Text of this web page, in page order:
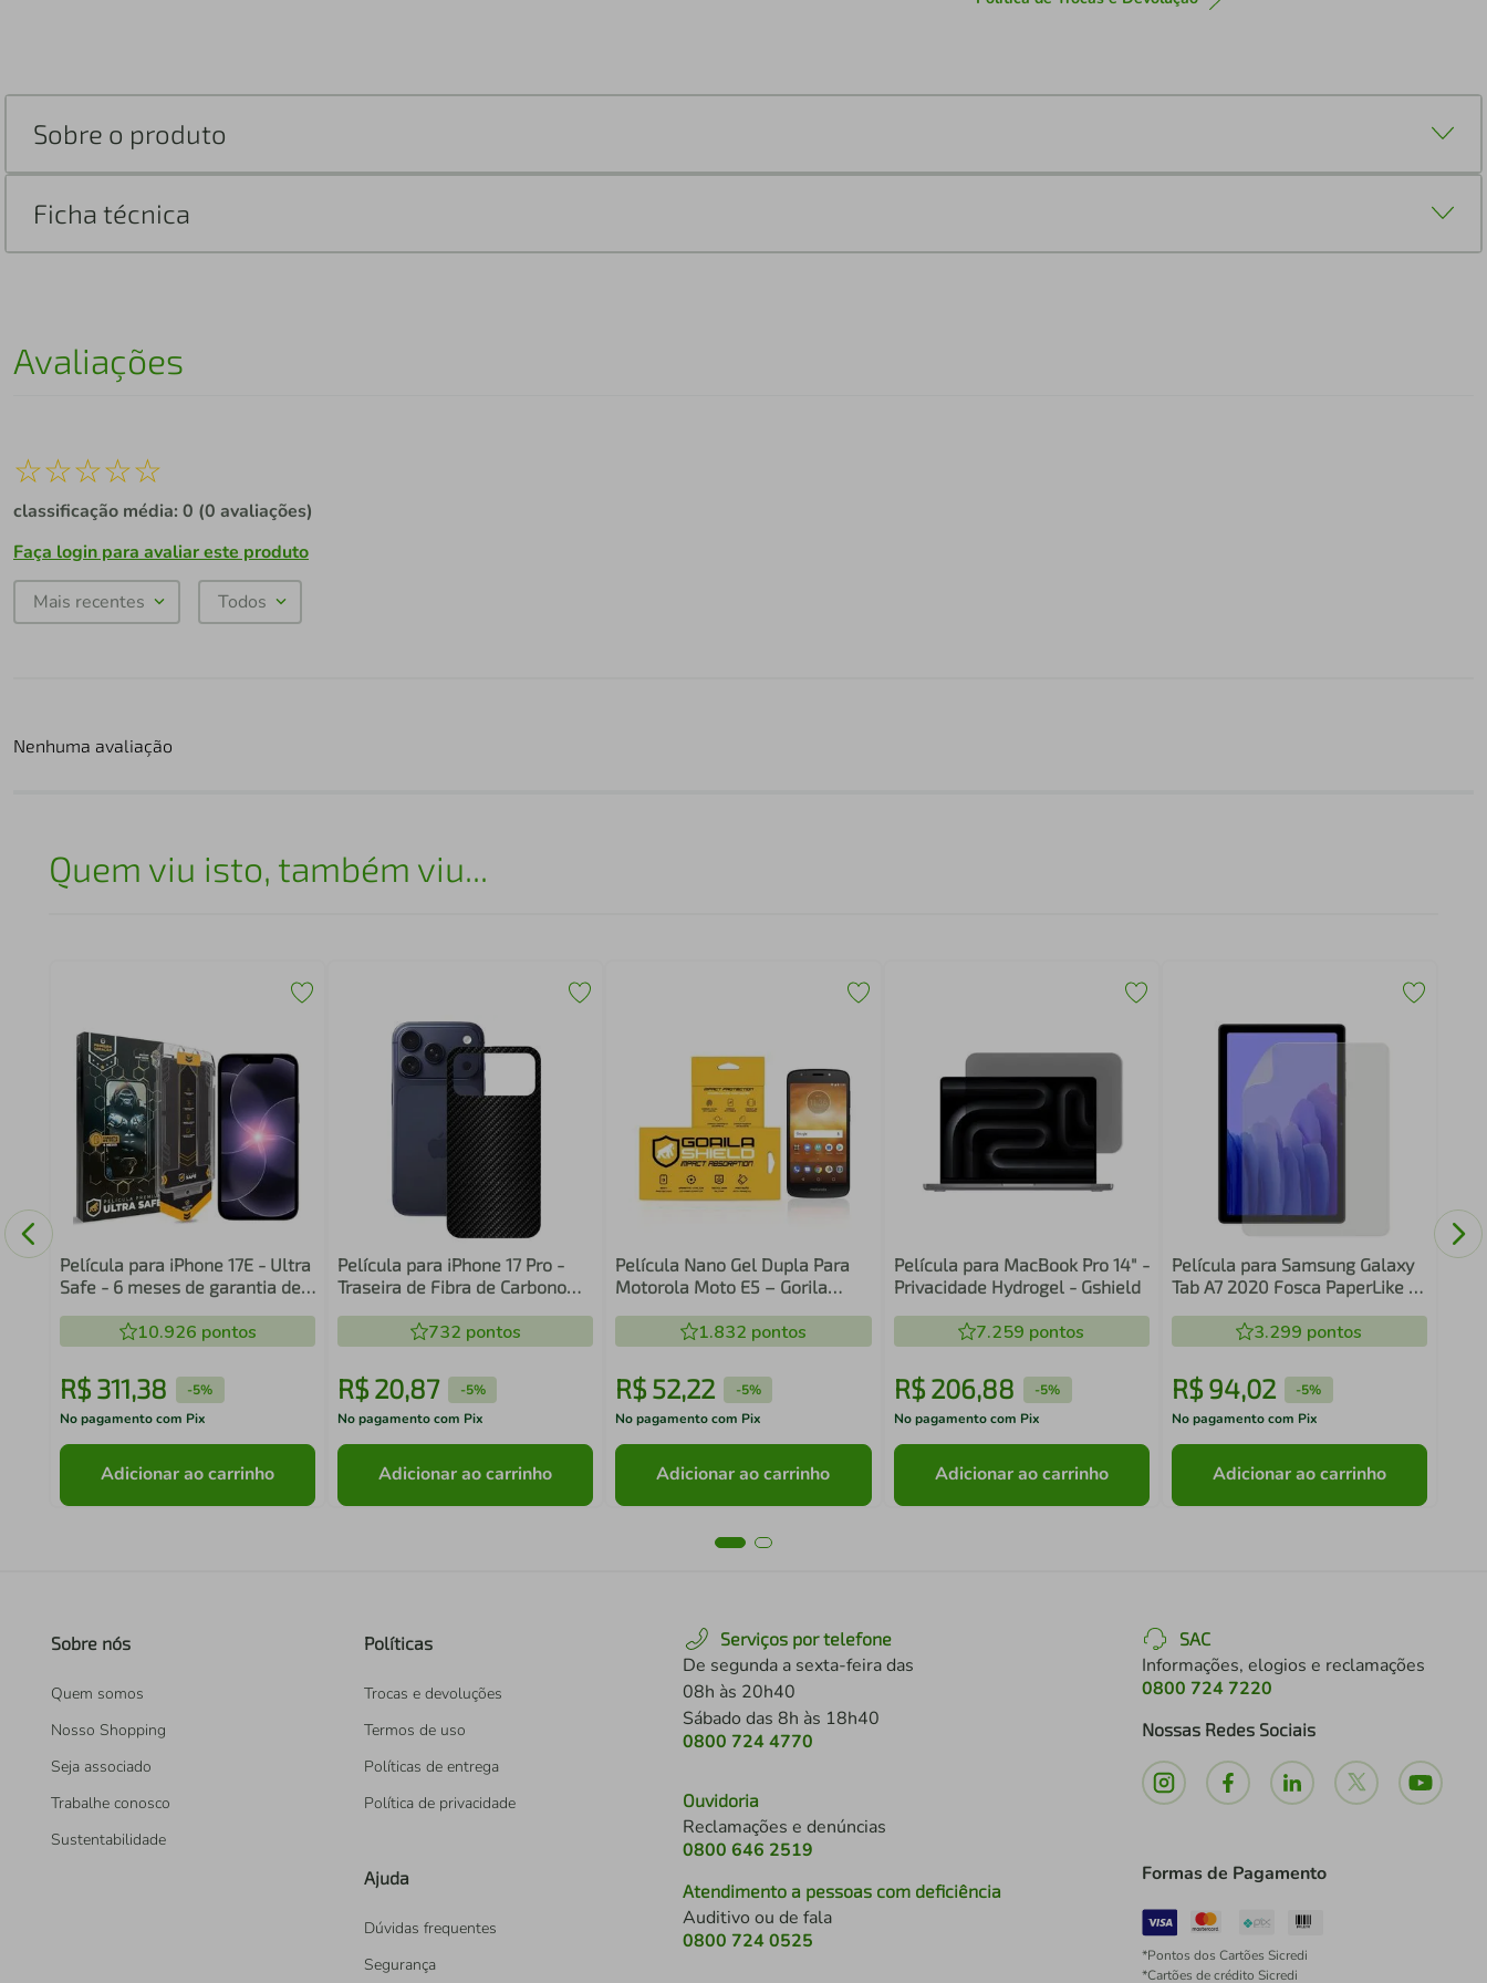
Sobre o produto
Ficha técnica
Avaliações
☆☆☆☆☆
classificação média: 0 (0 avaliações)
Faça login para avaliar este produto
Mais recentes Todos
Nenhuma avaliação
Quem viu isto, também viu...
Película para iPhone 17E - Ultra
Safe - 6 meses de garantia de
10.926 pontos
R$ 311,38 -5%
No pagamento com Pix
Adicionar ao carrinho
Película para iPhone 17 Pro -
Traseira de Fibra de Carbono
732 pontos
R$ 20,87 -5%
No pagamento com Pix
Adicionar ao carrinho
Película Nano Gel Dupla Para
Motorola Moto E5 – Gorila
1.832 pontos
R$52,22 -5%
No pagamento com Pix
Adicionar ao carrinho
Película para MacBook Pro 14" -
Privacidade Hydrogel - Gshield
7.259 pontos
R$ 206,88 -5%
No pagamento com Pix
Adicionar ao carrinho
Película para Samsung Galaxy
Tab A7 2020 Fosca PaperLike -
HidroArmor - Gshield
3.299 pontos
R$ 94,02 -5%
No pagamento com Pix
Adicionar ao carrinho
Sobre nós
Quem somos
Nosso Shopping
Seja associado
Trabalhe conosco
Sustentabilidade
Políticas
Trocas e devoluções
Termos de uso
Políticas de entrega
Política de privacidade
Ajuda
Dúvidas frequentes
Segurança
Serviços por telefone
De segunda a sexta-feira das
08h às 20h40
Sábado das 8h às 18h40
0800 724 4770
Ouvidoria
Reclamações e denúncias
0800 646 2519
Atendimento a pessoas com deficiência
Auditivo ou de fala
0800 724 0525
SAC
Informações, elogios e reclamações
0800 724 7220
Nossas Redes Sociais
Formas de Pagamento
*Pontos dos Cartões Sicredi
*Cartões de crédito Sicredi